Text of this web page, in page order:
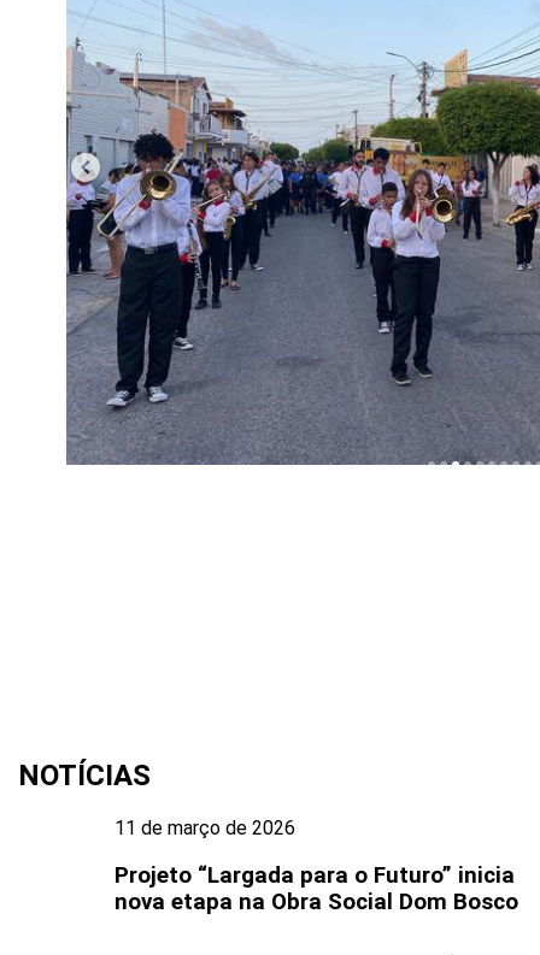
NOTÍCIAS
11 de março de 2026
Projeto “Largada para o Futuro” inicia
nova etapa na Obra Social Dom Bosco